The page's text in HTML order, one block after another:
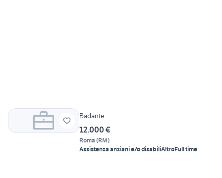
Badante
12.000 €
Roma (RM)
Assistenza anziani e/o disabiliAltroFull time